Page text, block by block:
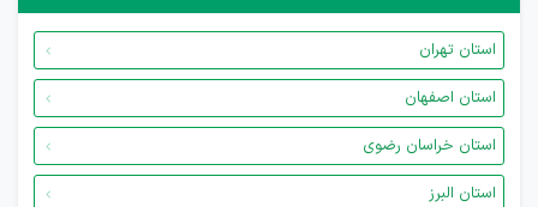
استان تهران
استان اصفهان
استان خراسان رضوی
استان البرز